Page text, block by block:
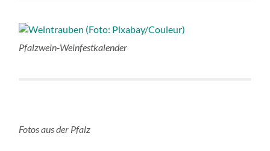
Pfalzwein-Weinfestkalender
Fotos aus der Pfalz